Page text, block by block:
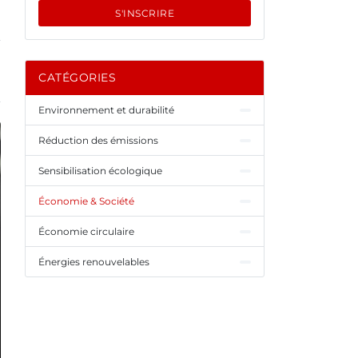
S'INSCRIRE
CATÉGORIES
Environnement et durabilité
Réduction des émissions
Sensibilisation écologique
Économie & Société
Économie circulaire
Énergies renouvelables